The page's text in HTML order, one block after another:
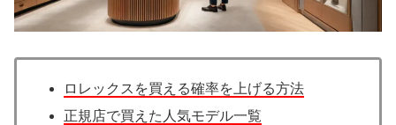
ロレックスを買える確率を上げる方法
正規店で買えた人気モデル一覧